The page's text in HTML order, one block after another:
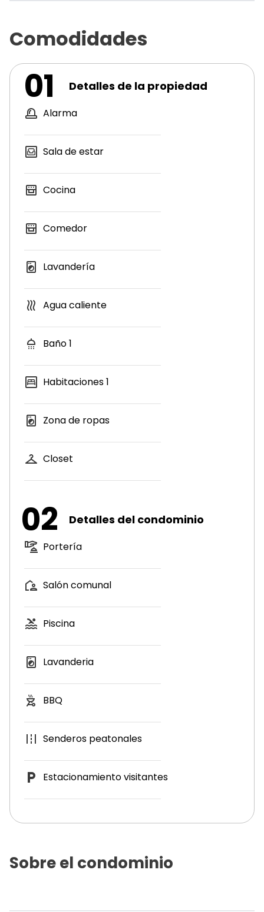
Comodidades
01 Detalles de la propiedad
Alarma
Sala de estar
Cocina
Comedor
Lavandería
Agua caliente
Baño1
Habitaciones1
Zona de ropas
Closet
02 Detalles del condominio
Portería
Salón comunal
Piscina
Lavanderia
BBQ
Senderos peatonales
Estacionamiento visitantes
Sobre el condominio